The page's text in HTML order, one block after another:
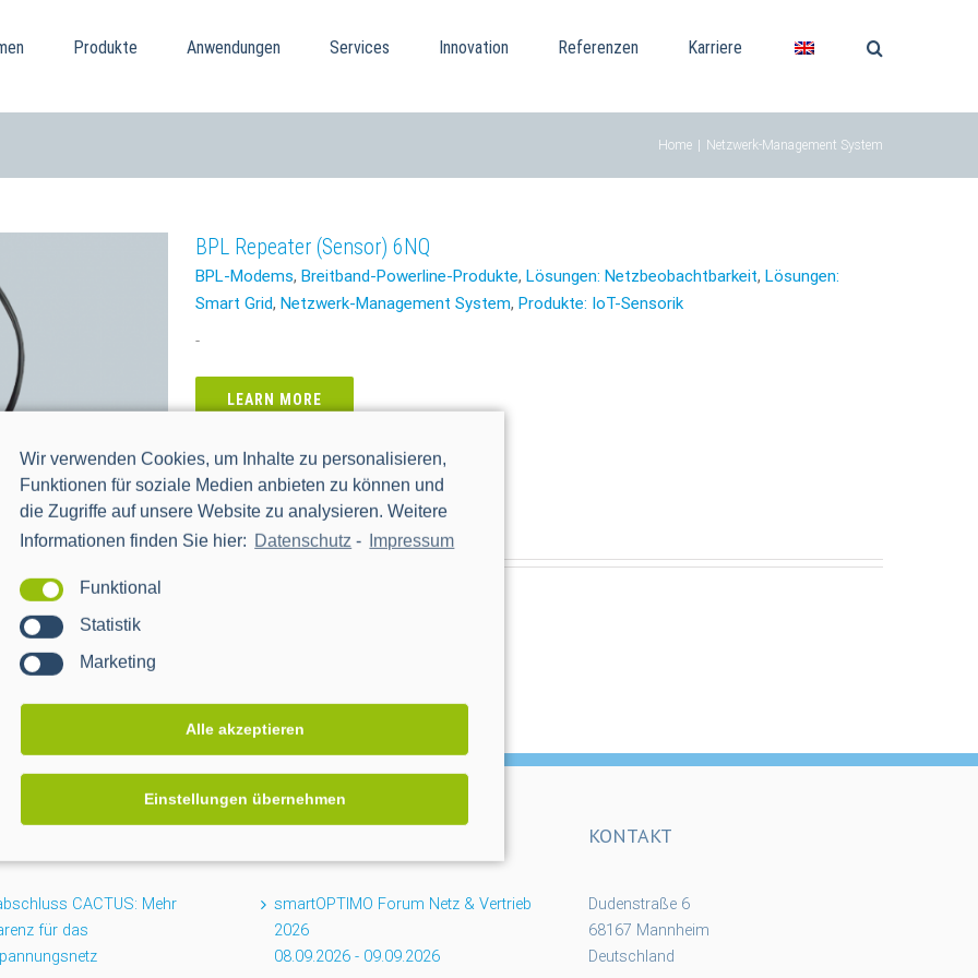
Wir verwenden Cookies, um Inhalte zu personalisieren,
Funktionen für soziale Medien anbieten zu können und
die Zugriffe auf unsere Website zu analysieren. Weitere
Informationen finden Sie hier: Datenschutz - Impressum
Funktional
Statistik
Marketing
Alle akzeptieren
Einstellungen übernehmen
Produkte Anwendungen Services Innovation Referenzen Karriere
Home Netzwerk-Management System
BPL Repeater (Sensor) 6NQ
BPL-Modems, Breitband-Powerline-Produkte, Lösungen: Netzbeobachtbarkeit, Lösungen:
Smart Grid, Netzwerk-Management System, Produkte: IoT-Sensorik
-
LEARN MORE
CACTUS: Mehr
für das
smartOPTIMO Forum Netz & Vertrieb
2026
08.09.2026 - 09.09.2026
KONTAKT
Dudenstraße 6
68167 Mannheim
Deutschland